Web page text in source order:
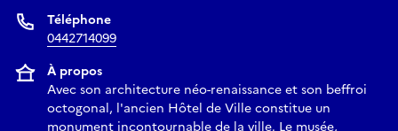
Téléphone
0442714099
À propos
Avec son architecture néo-renaissance et son beffroi
octogonal, l'ancien Hôtel de Ville constitue un
monument incontournable de la ville. Le musée,